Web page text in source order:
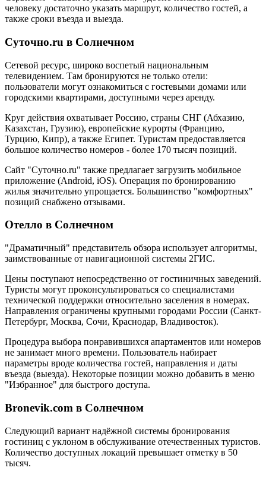
человеку достаточно указать маршрут, количество гостей, а
также сроки въезда и выезда.
Суточно.ru в Солнечном
Сетевой ресурс, широко воспетый национальным
телевидением. Там бронируются не только отели:
пользователи могут ознакомиться с гостевыми домами или
городскими квартирами, доступными через аренду.
Круг действия охватывает Россию, страны СНГ (Абхазию,
Казахстан, Грузию), европейские курорты (Францию,
Турцию, Кипр), а также Египет. Туристам предоставляется
большое количество номеров - более 170 тысяч позиций.
Сайт "Суточно.ru" также предлагает загрузить мобильное
приложение (Android, iOS). Операция по бронированию
жилья значительно упрощается. Большинство "комфортных"
позиций снабжено отзывами.
Отелло в Солнечном
"Драматичный" представитель обзора использует алгоритмы,
заимствованные от навигационной системы 2ГИС.
Цены поступают непосредственно от гостиничных заведений.
Туристы могут проконсультироваться со специалистами
технической поддержки относительно заселения в номерах.
Направления ограничены крупными городами России (Санкт-
Петербург, Москва, Сочи, Краснодар, Владивосток).
Процедура выбора понравившихся апартаментов или номеров
не занимает много времени. Пользователь набирает
параметры вроде количества гостей, направления и даты
въезда (выезда). Некоторые позиции можно добавить в меню
"Избранное" для быстрого доступа.
Bronevik.com в Солнечном
Следующий вариант надёжной системы бронирования
гостиниц с уклоном в обслуживание отечественных туристов.
Количество доступных локаций превышает отметку в 50
тысяч.